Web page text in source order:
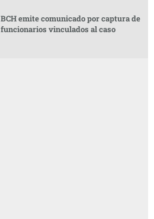
BCH emite comunicado por captura de
funcionarios vinculados al caso